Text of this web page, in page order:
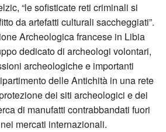
“le sofisticate reti criminali si
da artefatti culturali saccheggiati”.
Archeologica francese in Libia
dedicato di archeologi volontari,
archeologiche e importanti
delle Antichità in una rete
dei siti archeologici e dei
di manufatti contrabbandati fuori
mercati internazionali.